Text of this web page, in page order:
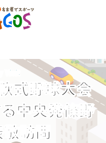
式野球大会
る中央発條野
訪問
Visit